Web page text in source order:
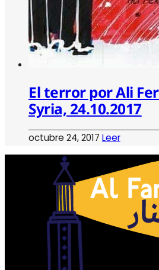
El terror por Ali
Syria, 24.10.2017
octubre 24, 2017 Leer